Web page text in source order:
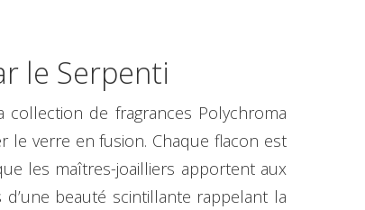
le Serpenti
de fragrances Polychroma
le verre en fusion. Chaque flacon est
les maîtres-joailliers apportent aux
beauté scintillante rappelant la